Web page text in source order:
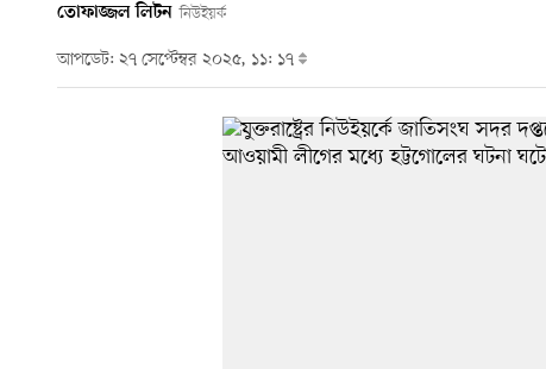
তোফাজ্জল লিটন নিউইয়র্ক
আপডেট: ২৭ সেপ্টেম্বর ২০২৫, ১১: ১৭